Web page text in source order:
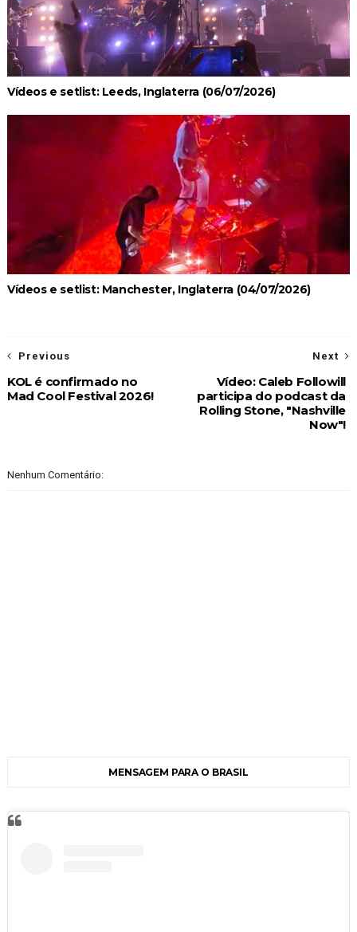
Vídeos e setlist: Leeds, Inglaterra (06/07/2026)
Vídeos e setlist: Manchester, Inglaterra (04/07/2026)
Next
Vídeo: Caleb Followill
participa do podcast da
Rolling Stone, "Nashville
Now"!
Previous
KOL é confirmado no
Mad Cool Festival 2026!
Nenhum Comentário:
MENSAGEM PARA O BRASIL